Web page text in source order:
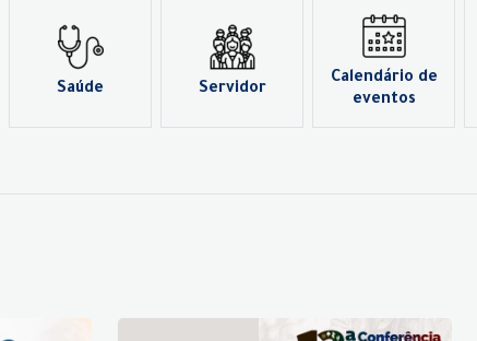
Saúde Servidor
Calendário de
eventos